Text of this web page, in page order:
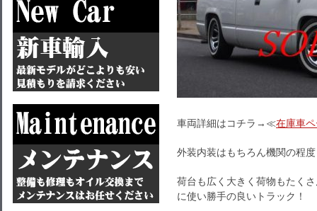
車両詳細はコチラ→≪在庫車
外装内装はもちろん機関の程
荷台も広く大きく荷物もたく
に使い勝手の良いトラック！